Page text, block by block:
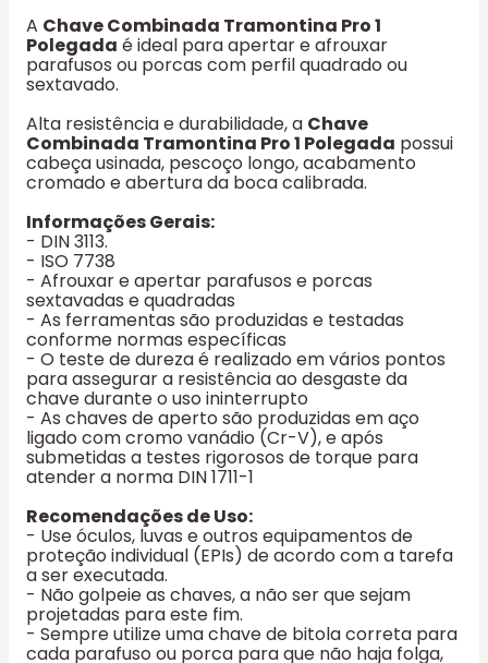
A Chave Combinada Tramontina Pro 1
Polegada é ideal para apertar e afrouxar
parafusos ou porcas com perfil quadrado ou
sextavado.
Alta resistência e durabilidade, a Chave
Combinada Tramontina Pro 1 Polegada possui
cabeça usinada, pescoço longo, acabamento
cromado e abertura da boca calibrada.
Informações Gerais:
- DIN 3113.
- ISO 7738
- Afrouxar e apertar parafusos e porcas
sextavadas e quadradas
- As ferramentas são produzidas e testadas
conforme normas específicas
- O teste de dureza é realizado em vários pontos
para assegurar a resistência ao desgaste da
chave durante o uso ininterrupto
- As chaves de aperto são produzidas em aço
ligado com cromo vanádio (Cr-V), e após
submetidas a testes rigorosos de torque para
atender a norma DIN 1711-1
Recomendações de Uso:
- Use óculos, luvas e outros equipamentos de
proteção individual (EPIs) de acordo com a tarefa
a ser executada.
- Não golpeie as chaves, a não ser que sejam
projetadas para este fim.
- Sempre utilize uma chave de bitola correta para
cada parafuso ou porca para que não haja folga,